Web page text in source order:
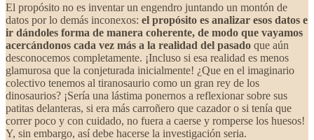
El propósito no es inventar un engendro juntando un montón de
datos por lo demás inconexos: el propósito es analizar esos datos e
ir dándoles forma de manera coherente, de modo que vayamos
acercándonos cada vez más a la realidad del pasado que aún
desconocemos completamente. ¡Incluso si esa realidad es menos
glamurosa que la conjeturada inicialmente! ¿Que en el imaginario
colectivo tenemos al tiranosaurio como un gran rey de los
dinosaurios? ¡Sería una lástima ponernos a reflexionar sobre sus
patitas delanteras, si era más carroñero que cazador o si tenía que
correr poco y con cuidado, no fuera a caerse y romperse los huesos!
Y, sin embargo, así debe hacerse la investigación seria.